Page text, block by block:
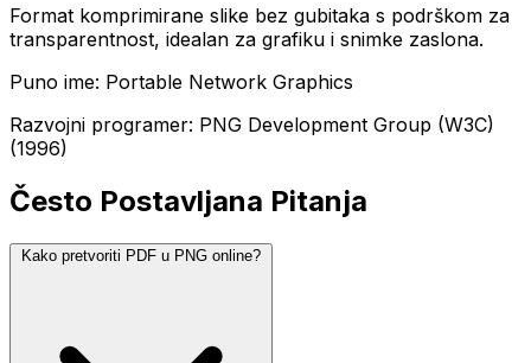
Format komprimirane slike bez gubitaka s podrškom za
transparentnost, idealan za grafiku i snimke zaslona.
Puno ime: Portable Network Graphics
Razvojni programer: PNG Development Group (W3C)
(1996)
Često Postavljana Pitanja
Kako pretvoriti PDF u PNG online?